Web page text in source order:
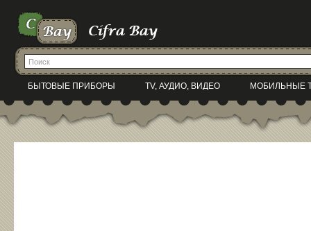
БЫТОВЫЕ ПРИБОРЫ TV, АУДИО, ВИДЕО МОБИЛЬНЫЕ